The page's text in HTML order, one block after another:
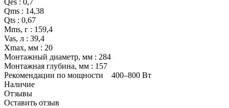
Qes : 0,7
Qms : 14,38
Qts : 0,67
Mms, г : 159,4
Vas, л : 39,4
Xmax, мм : 20
Монтажный диаметр, мм : 284
Монтажная глубина, мм : 157
Рекомендации по мощности 400–800 Вт
Наличие
Отзывы
Оставить отзыв